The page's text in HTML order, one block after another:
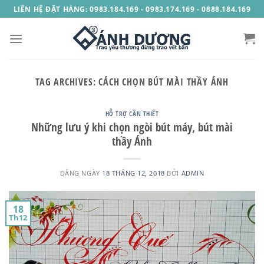
Skip
to
content
LIÊN HỆ ĐẶT HÀNG: 0983.184.169 - 0983.174.169 - 0888.184.169
TAG ARCHIVES:CÁCH CHỌN BÚT MÀI THẦY ÁNH
HỖ TRỢ CẦN THIẾT
Những lưu ý khi chọn ngòi bút máy, bút mài
thầy Ánh
ĐĂNG NGÀY 18 THÁNG 12, 2018 BỞI ADMIN
18
Th12